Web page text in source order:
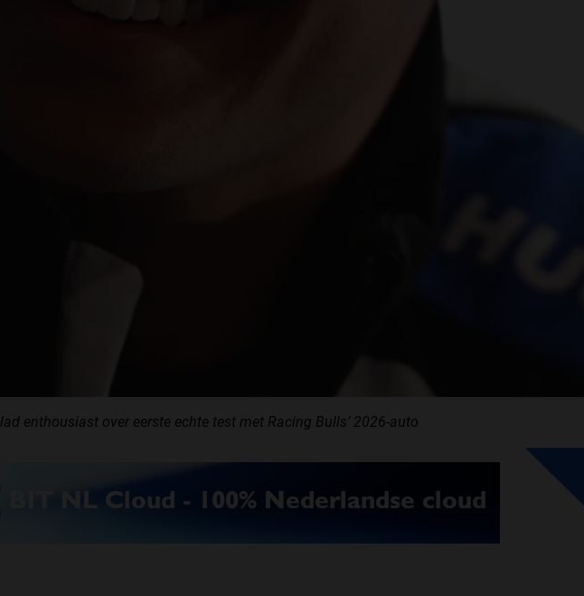
enthousiast over eerste echte test met Racing Bulls’ 2026-auto